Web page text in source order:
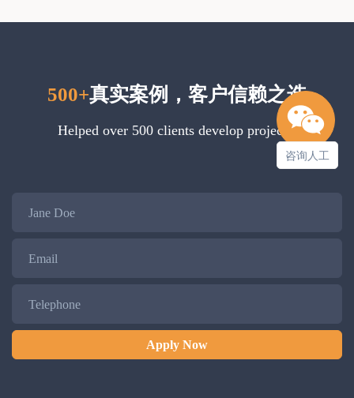
500+真实案例，客户信赖之选
Helped over 500 clients develop projects.
Apply Now
咨询人工